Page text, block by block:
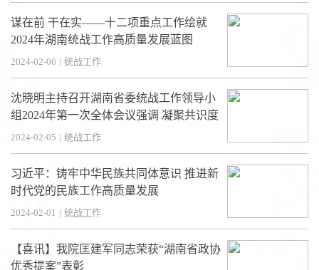
谋在前 干在实——十二项重点工作绘就
2024年湖南统战工作高质量发展蓝图
2024-02-06 | 统战工作
沈晓明主持召开湖南省委统战工作领导小
组2024年第一次全体会议强调 凝聚共识度
扩大团结面画好同心圆 为推动高质量发展
2024-02-05 | 统战工作
习近平：铸牢中华民族共同体意识 推进新
时代党的民族工作高质量发展
2024-02-01 | 统战工作
【喜讯】我院匡建军同志荣获“湖南省政协
优秀提案”表彰